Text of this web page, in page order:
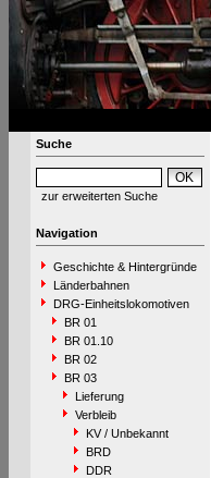
Suche
zur erweiterten Suche
Navigation
Geschichte & Hintergründe
Länderbahnen
DRG-Einheitslokomotiven
BR 01
BR 01.10
BR 02
BR 03
Lieferung
Verbleib
KV / Unbekannt
BRD
DDR